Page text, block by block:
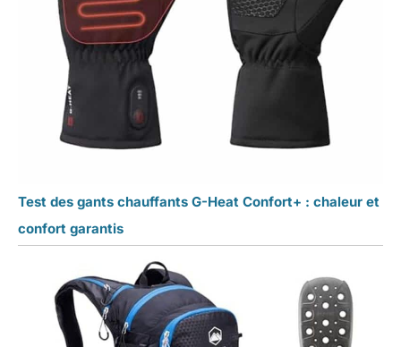
Test des gants chauffants G-Heat Confort+ : chaleur et
confort garantis